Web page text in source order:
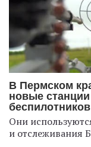
В Пермском
новые
беспилотников
Они
и отслеживания